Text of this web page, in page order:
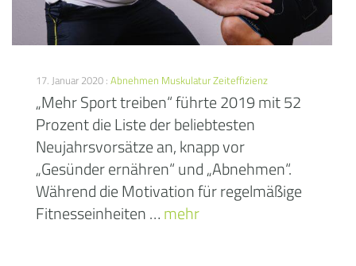
17. Januar 2020 : Abnehmen MuskulaturZeiteffizienz
„Mehr Sport treiben“ führte 2019 mit 52
Prozent die Liste der beliebtesten
Neujahrsvorsätze an, knapp vor
„Gesünder ernähren“ und „Abnehmen“.
Während die Motivation für regelmäßige
Fitnesseinheiten …mehr